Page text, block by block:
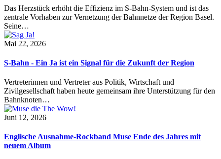
Das Herzstück erhöht die Effizienz im S-Bahn-System und ist das
zentrale Vorhaben zur Vernetzung der Bahnnetze der Region Basel.
Seine…
Mai 22, 2026
S-Bahn - Ein Ja ist ein Signal für die Zukunft der Region
Vertreterinnen und Vertreter aus Politik, Wirtschaft und
Zivilgesellschaft haben heute gemeinsam ihre Unterstützung für den
Bahnknoten…
Juni 12, 2026
Englische Ausnahme-Rockband Muse Ende des Jahres mit
neuem Album